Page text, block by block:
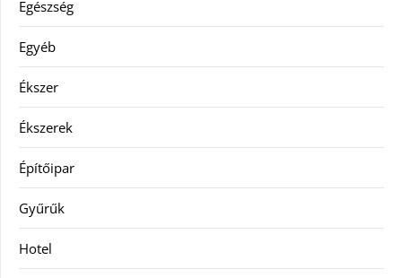
Egészség
Egyéb
Ékszer
Ékszerek
Építőipar
Gyűrűk
Hotel